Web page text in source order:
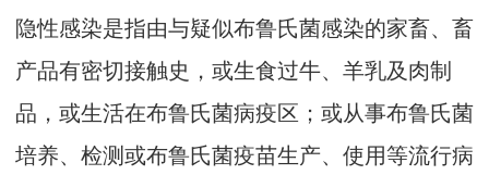
隐性感染是指由与疑似布鲁氏菌感染的家畜、畜
产品有密切接触史，或生食过牛、羊乳及肉制
品，或生活在布鲁氏菌病疫区；或从事布鲁氏菌
培养、检测或布鲁氏菌疫苗生产、使用等流行病